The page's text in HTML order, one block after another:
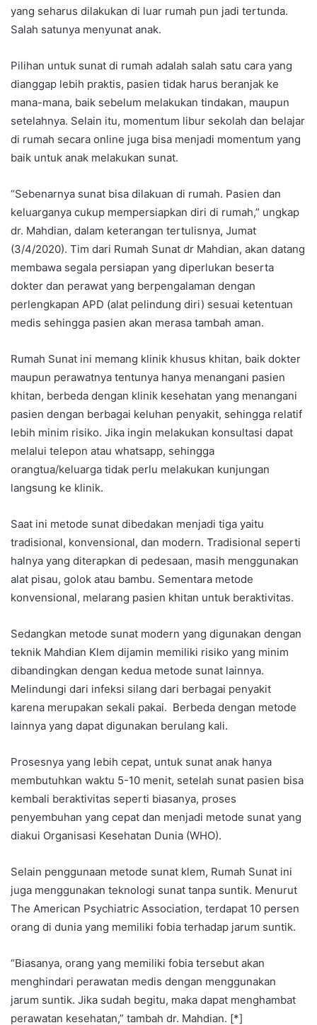
yang seharus dilakukan di luar rumah pun jadi tertunda.
Salah satunya menyunat anak.
Pilihan untuk sunat di rumah adalah salah satu cara yang
dianggap lebih praktis, pasien tidak harus beranjak ke
mana-mana, baik sebelum melakukan tindakan, maupun
setelahnya. Selain itu, momentum libur sekolah dan belajar
di rumah secara online juga bisa menjadi momentum yang
baik untuk anak melakukan sunat.
“Sebenarnya sunat bisa dilakuan di rumah. Pasien dan
keluarganya cukup mempersiapkan diri di rumah,” ungkap
dr. Mahdian, dalam keterangan tertulisnya, Jumat
(3/4/2020). Tim dari Rumah Sunat dr Mahdian, akan datang
membawa segala persiapan yang diperlukan beserta
dokter dan perawat yang berpengalaman dengan
perlengkapan APD (alat pelindung diri) sesuai ketentuan
medis sehingga pasien akan merasa tambah aman.
Rumah Sunat ini memang klinik khusus khitan, baik dokter
maupun perawatnya tentunya hanya menangani pasien
khitan, berbeda dengan klinik kesehatan yang menangani
pasien dengan berbagai keluhan penyakit, sehingga relatif
lebih minim risiko. Jika ingin melakukan konsultasi dapat
melalui telepon atau whatsapp, sehingga
orangtua/keluarga tidak perlu melakukan kunjungan
langsung ke klinik.
Saat ini metode sunat dibedakan menjadi tiga yaitu
tradisional, konvensional, dan modern. Tradisional seperti
halnya yang diterapkan di pedesaan, masih menggunakan
alat pisau, golok atau bambu. Sementara metode
konvensional, melarang pasien khitan untuk beraktivitas.
Sedangkan metode sunat modern yang digunakan dengan
teknik Mahdian Klem dijamin memiliki risiko yang minim
dibandingkan dengan kedua metode sunat lainnya.
Melindungi dari infeksi silang dari berbagai penyakit
karena merupakan sekali pakai. Berbeda dengan metode
lainnya yang dapat digunakan berulang kali.
Prosesnya yang lebih cepat, untuk sunat anak hanya
membutuhkan waktu 5-10 menit, setelah sunat pasien bisa
kembali beraktivitas seperti biasanya, proses
penyembuhan yang cepat dan menjadi metode sunat yang
diakui Organisasi Kesehatan Dunia (WHO).
Selain penggunaan metode sunat klem, Rumah Sunat ini
juga menggunakan teknologi sunat tanpa suntik. Menurut
The American Psychiatric Association, terdapat 10 persen
orang di dunia yang memiliki fobia terhadap jarum suntik.
“Biasanya, orang yang memiliki fobia tersebut akan
menghindari perawatan medis dengan menggunakan
jarum suntik. Jika sudah begitu, maka dapat menghambat
perawatan kesehatan,” tambah dr. Mahdian. [*]